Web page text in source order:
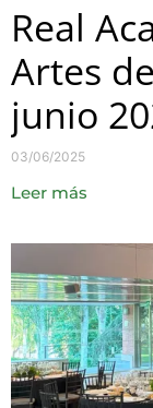
Real
Artes
junio
03/06/2025
Leer más